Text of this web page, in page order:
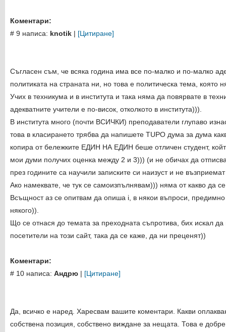
Коментари:
# 9 написа: knotik | [Цитиране]
Съгласен съм, че всяка година има все по-малко и по-малко
политиката на страната ни, но това е политическа тема,
Учих в техникума и в института и така няма да повярвате в
адекватните учители е по-висок, отколкото в института))).
В института много (почти ВСИЧКИ) преподаватели глупаво
това в класирането трябва да напишете TUPO дума за дума
копира от бележките ЕДИН НА ЕДИН беше отличен студент,
мои думи получих оценка между 2 и 3))) (и не обичах да
през годините са научили записките си наизуст и не
Ако намеквате, че тук се самоизпълнявам))) няма от какво да
Всъщност аз се опитвам да опиша i, в някои въпроси,
някого)).
Що се отнася до темата за преходната съпротива, бих искал
посетители на този сайт, така да се каже, да ни преценят))
Коментари:
# 10 написа: Андрю | [Цитиране]
Да, всичко е наред. Харесвам вашите коментари. Какви
собствена позиция, собствено виждане за нещата. Това е